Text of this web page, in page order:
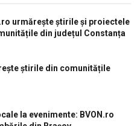
urmărește știrile și proiectele
din județul Constanța
știrile din comunitățile
la evenimente: BVON.ro